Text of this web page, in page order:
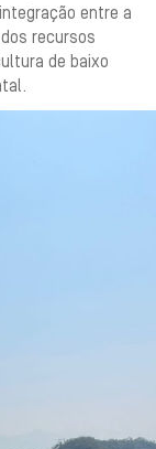
entre a
recursos
de baixo